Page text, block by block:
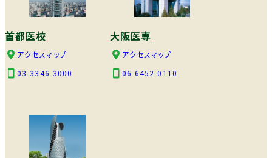
首都医校
アクセスマップ
03-3346-3000
大阪医専
アクセスマップ
06-6452-0110